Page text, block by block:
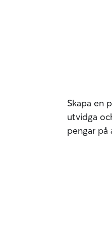
Skapa en
utvidga
pengar på